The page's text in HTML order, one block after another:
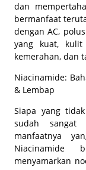
dan
bermanfaat
dengan AC,
yang kuat,
kemerahan, dan
Niacinamide:
& Lembap
Siapa yang
sudah
manfaatnya
Niacinamide
menyamarkan